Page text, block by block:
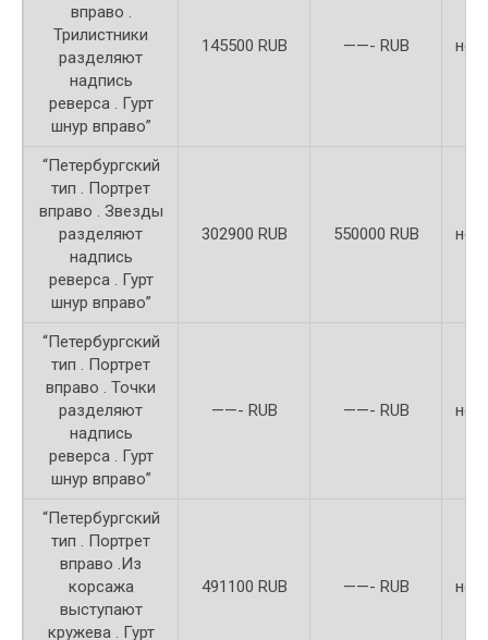
вправо .
Трилистники
разделяют
надпись
реверса . Гурт
шнур вправо”
145500 RUB ——- RUB
“Петербургский
тип . Портрет
вправо . Звезды
разделяют
надпись
реверса . Гурт
шнур вправо”
302900 RUB 550000 RUB
“Петербургский
тип . Портрет
вправо . Точки
разделяют
надпись
реверса . Гурт
шнур вправо”
——- RUB ——- RUB
“Петербургский
тип . Портрет
вправо .Из
корсажа
выступают
кружева . Гурт
491100 RUB ——- RUB